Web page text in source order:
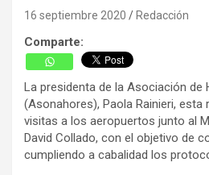
16 septiembre 2020 Redacción
Comparte:
La presidenta de la Asociación de
(Asonahores), Paola Rainieri, esta
visitas a los aeropuertos junto al
David Collado, con el objetivo de
cumpliendo a cabalidad los